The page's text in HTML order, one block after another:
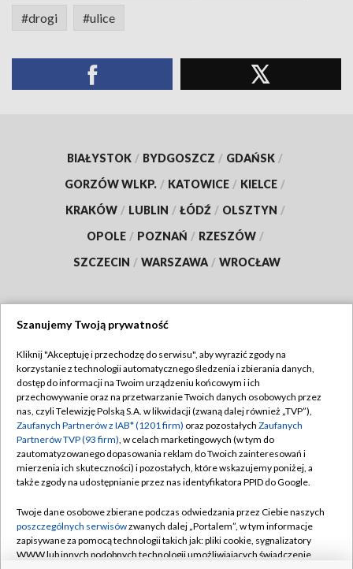
#drogi #ulice
BIAŁYSTOK / BYDGOSZCZ / GDAŃSK /
GORZÓW WLKP. / KATOWICE / KIELCE /
KRAKÓW / LUBLIN / ŁÓDŹ / OLSZTYN /
OPOLE / POZNAŃ / RZESZÓW /
SZCZECIN / WARSZAWA / WROCŁAW
TVP
Abonament TVP
Emisja w TVP
Centrum informacji TVP
Naziemna Telewizja Cyfrowa
Rada Programowa
System NOS
Regulamin TVP
Polityka prywatności
Moje zgody
Pomoc
Kontakt
Szanujemy Twoją prywatność
Kliknij "Akceptuję i przechodzę do serwisu", aby wyrazić zgody na
korzystanie z technologii automatycznego śledzenia i zbierania danych,
dostęp do informacji na Twoim urządzeniu końcowym i ich
przechowywanie oraz na przetwarzanie Twoich danych osobowych przez
nas, czyli Telewizję Polską S.A. w likwidacji (zwaną dalej również „TVP”),
Zaufanych Partnerów z IAB* (1201 firm) oraz pozostałych Zaufanych
Partnerów TVP (93 firm), w celach marketingowych (w tym do
zautomatyzowanego dopasowania reklam do Twoich zainteresowań i
mierzenia ich skuteczności) i pozostałych, które wskazujemy poniżej, a
także zgody na udostępnianie przez nas identyfikatora PPID do Google.
Twoje dane osobowe zbierane podczas odwiedzania przez Ciebie naszych
poszczególnych serwisówzwanych dalej „Portalem”, w tym informacje
zapisywane za pomocą technologii takich jak: pliki cookie, sygnalizatory
WWW lub innych podobnych technologii umożliwiających świadczenie